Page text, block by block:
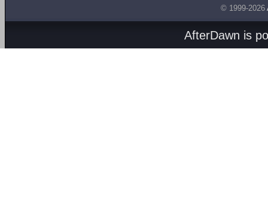
© 1999-2026
AfterDawn is